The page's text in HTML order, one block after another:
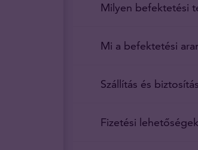
Milyen befektetési
Mi a befektetési
Szállítás és biztosítás
Fizetési lehetőségek